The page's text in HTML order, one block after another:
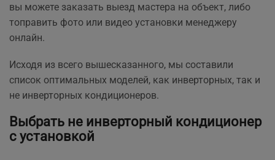
вы можете заказать выезд мастера на объект, либо
топравить фото или видео установки менеджеру
онлайн.
Исходя из всего вышесказанного, мы составили
список оптимальных моделей, как инверторных, так и
не инверторных кондиционеров.
Выбрать не инверторный кондиционер
с установкой